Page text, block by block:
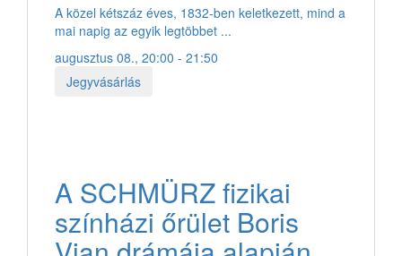
A közel kétszáz éves, 1832-ben keletkezett, mind a
mai napig az egyik legtöbbet ...
augusztus 08., 20:00 - 21:50
Jegyvásárlás
A SCHMÜRZ fizikai
színházi őrület Boris